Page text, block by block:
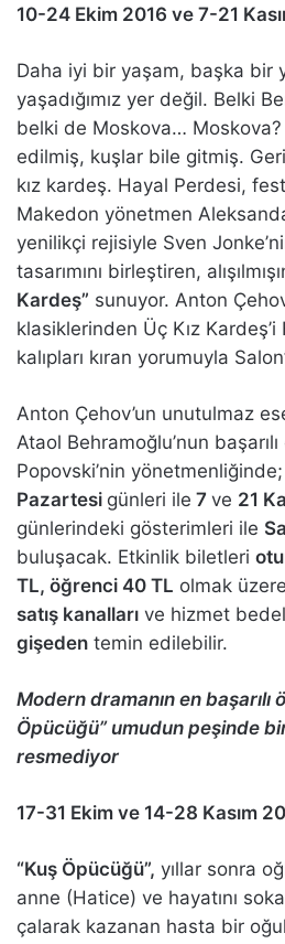
10-24 Ekim 2016 ve 7-21
Daha iyi bir yaşam, başka bir
yaşadığımız yer değil. Belki
belki de Moskova…
edilmiş, kuşlar bile gitmiş.
kız kardeş. Hayal Perdesi,
Makedon yönetmen
yenilikçi rejisiyle Sven
tasarımını birleştiren,
Kardeş” sunuyor. Anton
klasiklerinden Üç Kız Kardeş’i
kalıpları kıran yorumuyla
Anton Çehov’un unutulmaz
Ataol Behramoğlu’nun
Popovski’nin yönetmenliğinde;
Pazartesi günleri ile 7 ve 21
günlerindeki gösterimleri ile
buluşacak. Etkinlik biletleri
TL, öğrenci 40 TL olmak
satış kanalları ve hizmet
gişeden temin edilebilir.
Modern dramanın en başarılı
Öpücüğü” umudun peşinde
resmediyor
17-31 Ekim ve 14-28 Kasım
“Kuş Öpücüğü”, yıllar sonra
anne (Hatice) ve hayatını
çalarak kazanan hasta bir